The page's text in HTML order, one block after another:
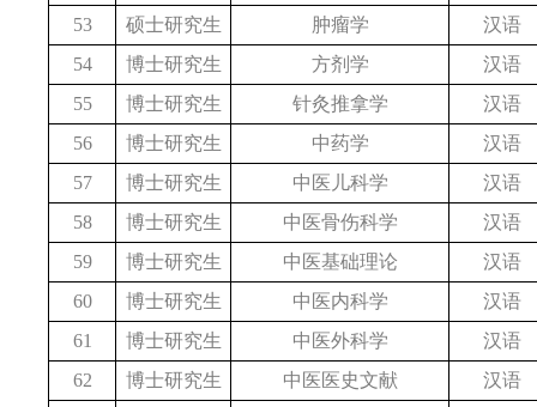
53
硕士研究生 肿瘤学
汉语
54
博士研究生 方剂学
汉语
55
博士研究生 针灸推拿学
汉语
56
博士研究生 中药学
汉语
57
博士研究生 中医儿科学
汉语
58
博士研究生 中医骨伤科学
汉语
59
博士研究生 中医基础理论
汉语
60
博士研究生 中医内科学
汉语
61
博士研究生 中医外科学
汉语
62
博士研究生 中医医史文献
汉语